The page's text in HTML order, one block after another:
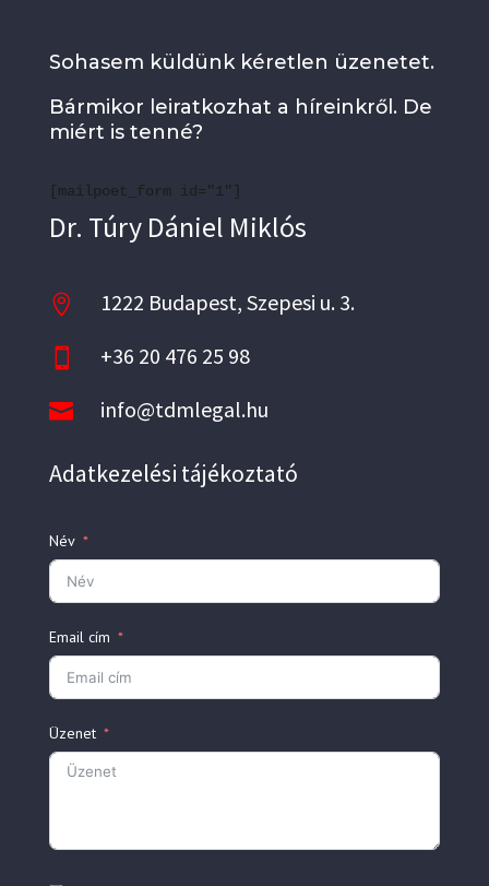
Sohasem küldünk kéretlen üzenetet.
Bármikor leiratkozhat a híreinkről. De
miért is tenné?
[mailpoet_form id="1"]
Dr. Túry Dániel Miklós
 1222 Budapest, Szepesi u. 3.
 +36 20 476 25 98
 info@tdmlegal.hu
Adatkezelési tájékoztató
Név
Email cím
Üzenet